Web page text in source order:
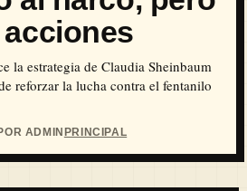
la estrategia de Claudia Sheinbaum
reforzar la lucha contra el fentanilo
ADMINPRINCIPAL